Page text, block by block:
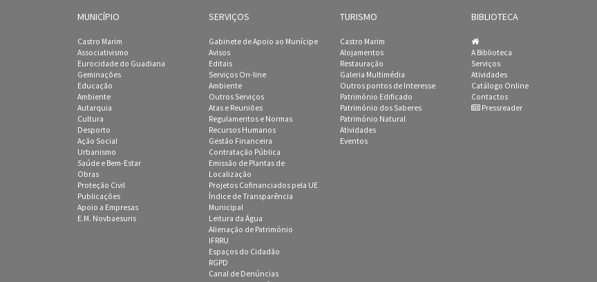
MUNICÍPIO
Castro Marim
Associativismo
Eurocidade do Guadiana
Geminações
Educação
Ambiente
Autarquia
Cultura
Desporto
Ação Social
Urbanismo
Saúde e Bem-Estar
Obras
Proteção Civil
Publicações
Apoio a Empresas
E.M. Novbaesuris
SERVIÇOS
Gabinete de Apoio ao Munícipe
Avisos
Editais
Serviços On-line
Ambiente
Outros Serviços
Atas e Reuniões
Regulamentos e Normas
Recursos Humanos
Gestão Financeira
Contratação Pública
Emissão de Plantas de
Localização
Projetos Cofinanciados pela UE
Índice de Transparência
Municipal
Leitura da Água
Alienação de Património
IFRRU
Espaços do Cidadão
RGPD
Canal de Denúncias
TURISMO
Castro Marim
Alojamentos
Restauração
Galeria Multimédia
Outros pontos de Interesse
Património Edificado
Património dos Saberes
Património Natural
Atividades
Eventos
BIBLIOTECA
A Biblioteca
Serviços
Atividades
Catálogo Online
Contactos
Pressreader